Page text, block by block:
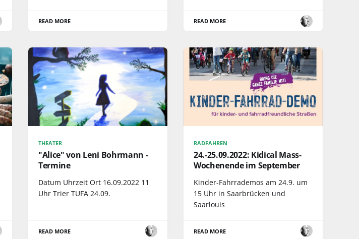
READ MORE READ MORE
THEATER
"Alice" von Leni Bohrmann -
Termine
Datum Uhrzeit Ort 16.09.2022 11
Uhr Trier TUFA 24.09.
READ MORE
RADFAHREN
24.-25.09.2022: Kidical Mass-
Wochenende im September
Kinder-Fahrrademos am 24.9. um
15 Uhr in Saarbrücken und
Saarlouis
READ MORE